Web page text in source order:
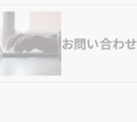
お問い合わせ